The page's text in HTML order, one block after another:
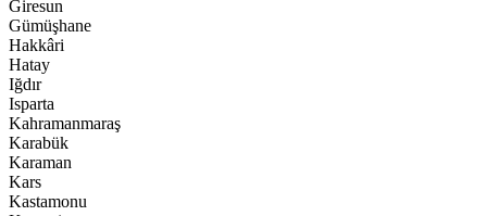
Giresun
Gümüşhane
Hakkâri
Hatay
Iğdır
Isparta
Kahramanmaraş
Karabük
Karaman
Kars
Kastamonu